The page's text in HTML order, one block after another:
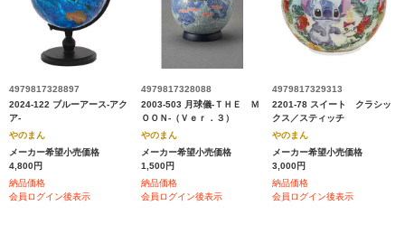
4979817328897
2024-122 ブルーアース‐アク
ア‐
やのまん
メーカー希望小売価格
4,800円
納品価格
会員ログイン後表示
4979817328088
2003-503 月球儀‐ＴＨＥ Ｍ
ＯＯＮ‐（Ｖｅｒ．３）
やのまん
メーカー希望小売価格
1,500円
納品価格
会員ログイン後表示
4979817329313
2201-78 スイート クラシッ
クス／スティッチ
やのまん
メーカー希望小売価格
3,000円
納品価格
会員ログイン後表示